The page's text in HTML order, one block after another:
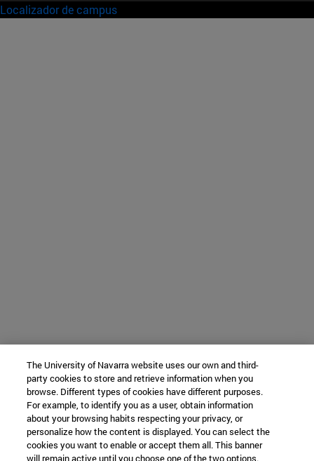
Localizador de campus
The University of Navarra website uses our own and third-
party cookies to store and retrieve information when you
browse. Different types of cookies have different purposes.
For example, to identify you as a user, obtain information
about your browsing habits respecting your privacy, or
personalize how the content is displayed. You can select the
cookies you want to enable or accept them all. This banner
will remain active until you choose one of the two options.